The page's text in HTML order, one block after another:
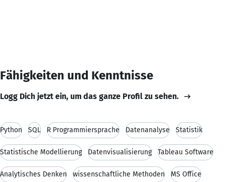
Fähigkeiten und Kenntnisse
Logg Dich jetzt ein, um das ganze Profil zu sehen.
Python SQL R Programmiersprache Datenanalyse Statistik
Statistische Modellierung Datenvisualisierung Tableau Software
Analytisches Denken wissenschaftliche Methoden MS Office